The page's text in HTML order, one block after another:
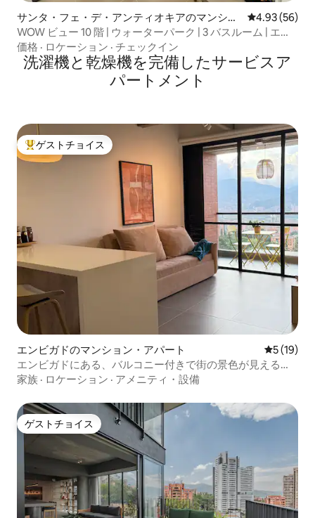
サンタ・フェ・デ・アンティオキアのマンショ
ン・アパート
レビュー56
4.93 (56)
WOW ビュー 10 階 | ウォーターパーク | 3 バスルーム | エア
コン
価格 · ロケーション · チェックイン
洗濯機と乾燥機を完備したサービスア
パートメント
大好評のゲストチョイスです。
ゲストチョイス
エンビガドのマンション・アパート レビュー
5 (19)
エンビガドにある、バルコニー付きで街の景色が見えるモ
ダンな2寝室の宿泊先
家族 · ロケーション · アメニティ・設備
ゲストチョイス
ゲストチョイス